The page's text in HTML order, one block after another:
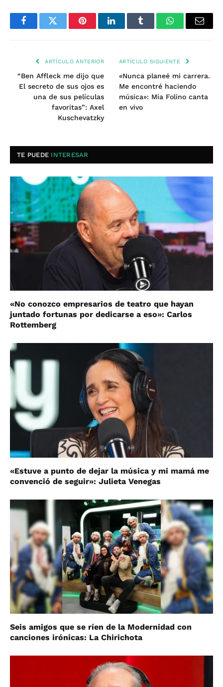
FacebookTwitter PinterestLinkedInTumblr WhatsAppEmail
ARTÍCULO ANTERIOR
“Ben Affleck me dijo que
El secreto de sus ojos es
una de sus películas
favoritas”: Axel
Kuschevatzky
ARTÍCULO SIGUIENTE
«Nunca planeé mi carrera.
Me encontré haciendo
música»: Mía Folino canta
en vivo
TE PUEDE INTERESAR
«No conozco empresarios de teatro que hayan
juntado fortunas por dedicarse a eso»: Carlos
Rottemberg
«Estuve a punto de dejar la música y mi mamá me
convenció de seguir»: Julieta Venegas
Seis amigos que se ríen de la Modernidad con
canciones irónicas: La Chirichota